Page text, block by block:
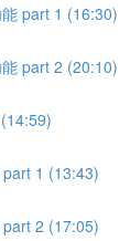
part 1 (16:30)
part 2 (20:10)
1 (13:43)
2 (17:05)